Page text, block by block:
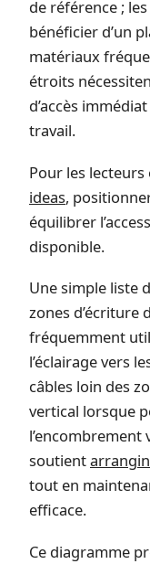
de référence ;
bénéficier d’un
matériaux
étroits
d’accès
travail.
Pour les
ideas,
équilibrer
disponible.
Une simple liste
zones d’écriture
fréquemment
l’éclairage vers
câbles loin des
vertical lorsque
l’encombrement
soutient
tout en
efficace.
Ce diagramme